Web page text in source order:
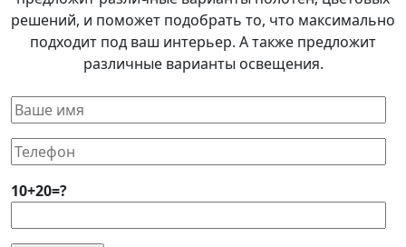
решений, и поможет подобрать то, что максимально
подходит под ваш интерьер. А также предложит
различные варианты освещения.
10+20=?